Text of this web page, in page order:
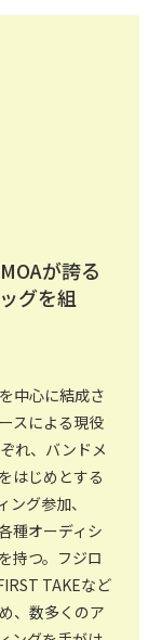
が誇る
グを組
中心に結成さ
スによる現役
れ、バンドメ
はじめとする
グ参加、
種オーディシ
持つ。フジロ
TAKEなど
、数多くのア